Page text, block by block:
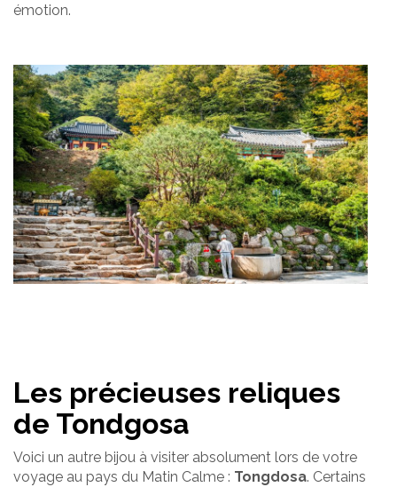
émotion.
Les précieuses reliques
de Tondgosa
Voici un autre bijou à visiter absolument lors de votre
voyage au pays du Matin Calme : Tongdosa. Certains